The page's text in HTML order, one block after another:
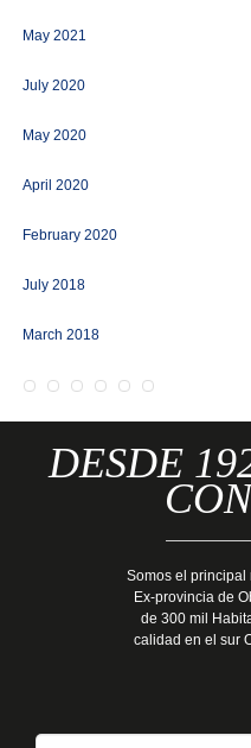
May 2021
July 2020
May 2020
April 2020
February 2020
July 2018
March 2018
DESDE
Somos el principal
Ex-provincia de
de 300 mil
calidad en el sur